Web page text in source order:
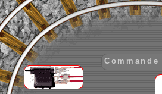
Commande